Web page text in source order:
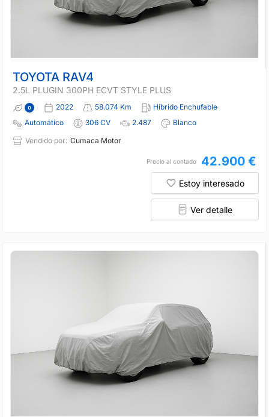
TOYOTA RAV4
2.5L PLUGIN 300PH ECVT STYLE PLUS
2022 58.074 Km
Híbrido Enchufable
Automático
306 CV 2.487
Blanco
Vendido por: Cumaca Motor
Precio al contado 42.900 €
Estoy interesado
Ver detalle